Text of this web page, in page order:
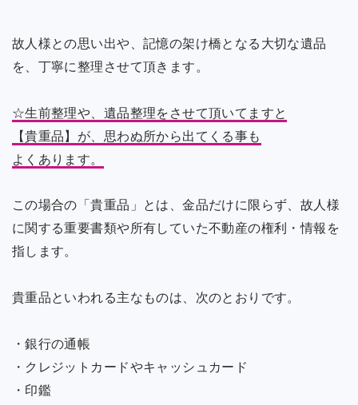
故人様との思い出や、記憶の架け橋となる大切な遺品
を、丁寧に整理させて頂きます。
☆生前整理や、遺品整理をさせて頂いてますと
【貴重品】が、思わぬ所から出てくる事も
よくあります。
この場合の「貴重品」とは、金品だけに限らず、故人様
に関する重要書類や所有していた不動産の権利・情報を
指します。
貴重品といわれる主なものは、次のとおりです。
・銀行の通帳
・クレジットカードやキャッシュカード
・印鑑